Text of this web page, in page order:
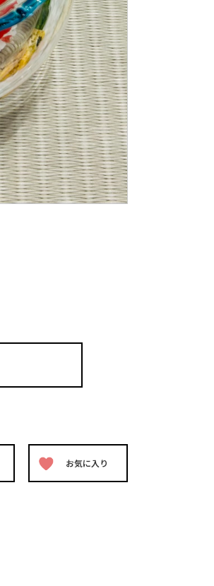
お気に入り